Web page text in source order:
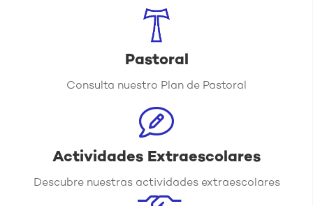
Pastoral
Consulta nuestro Plan de Pastoral
Actividades Extraescolares
Descubre nuestras actividades extraescolares